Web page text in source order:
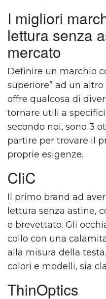
I migliori
lettura senza
mercato
Definire un marchio
superiore” ad un
offre qualcosa di
tornare utili a
secondo noi, sono 3
partire per trovare il
proprie esigenze.
CliC
Il primo brand ad
lettura senza astine,
e brevettato. Gli
collo con una
alla misura della
colori e modelli, sia
ThinOptics